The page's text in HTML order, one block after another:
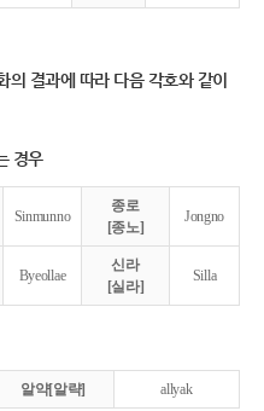
결과에 따라 다음 각호와 같이
경우
Sinmunno
종로
[종노]
Jongno
Byeollae
신라
[실라]
Silla
알약[알략] allyak